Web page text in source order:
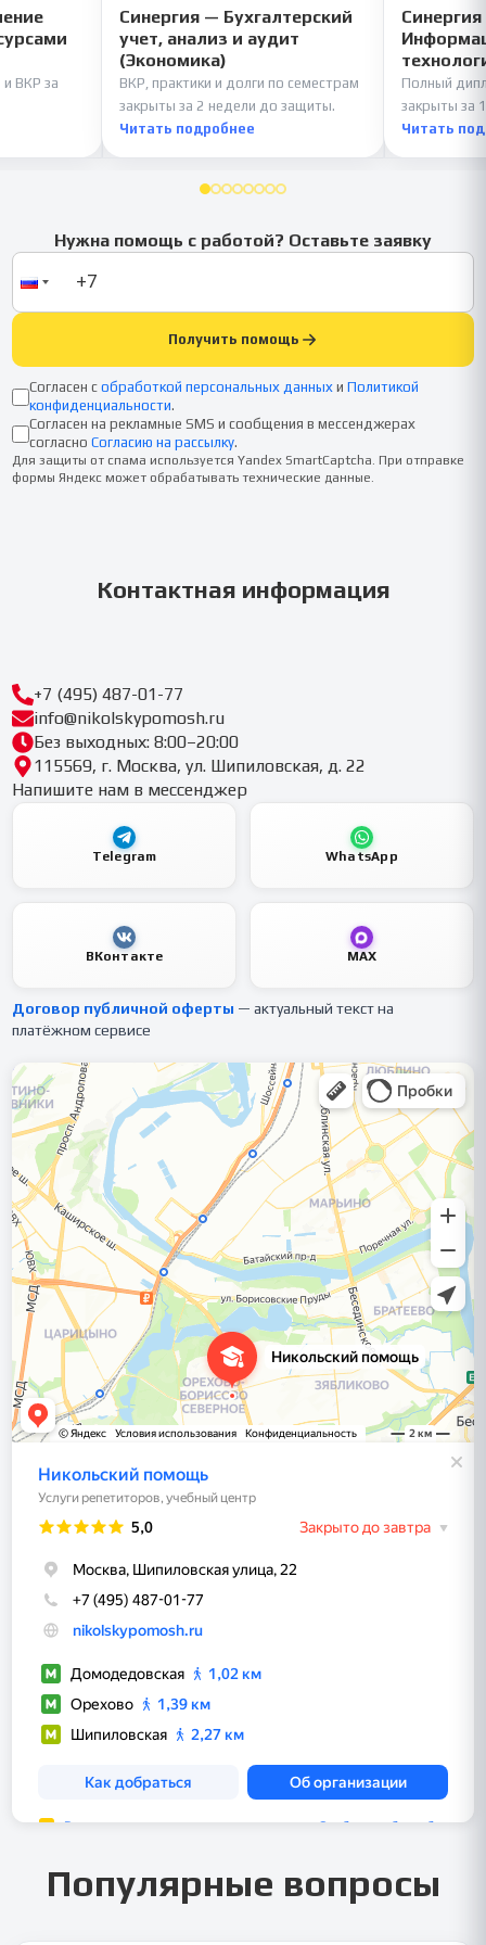
и ВКР за
Синергия — Бухгалтерский
учет, анализ и аудит
(Экономика)
ВКР, практики и долги по семестрам
закрыты за 2 недели до защиты.
Читать подробнее
Полный
закрыты за
Читать
Нужна помощь с работой? Оставьте заявку
Получить помощь
Согласен с обработкой персональных данных и Политикой
конфиденциальности.
Согласен на рекламные SMS и сообщения в мессенджерах
согласно Согласию на рассылку.
Для защиты от спама используется Yandex SmartCaptcha. При отправке
формы Яндекс может обрабатывать технические данные.
Контактная информация
+7 (495) 487-01-77
info@nikolskypomosh.ru
Без выходных: 8:00–20:00
115569, г. Москва, ул. Шипиловская, д. 22
Напишите нам в мессенджер
Telegram WhatsApp
ВКонтакте MAX
Договор публичной оферты — актуальный текст на
платёжном сервисе
Популярные вопросы